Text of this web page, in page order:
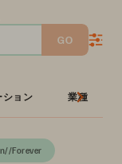
GO
ション 業種
Forever